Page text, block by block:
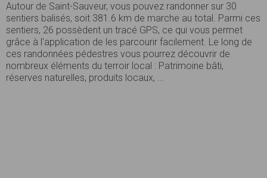
Autour de Saint-Sauveur, vous pouvez randonner sur 30
sentiers balisés, soit 381.6 km de marche au total. Parmi ces
sentiers, 26 possèdent un tracé GPS, ce qui vous permet
grâce à l'application de les parcourir facilement. Le long de
ces randonnées pédestres vous pourrez découvrir de
nombreux éléments du terroir local : Patrimoine bâti,
réserves naturelles, produits locaux, ...